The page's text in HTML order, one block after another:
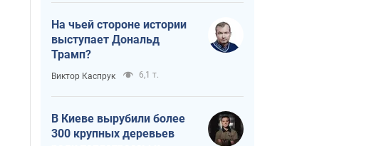
На чьей стороне истории
выступает Дональд
Трамп?
Виктор Каспрук 6,1 т.
В Киеве вырубили более
300 крупных деревьев